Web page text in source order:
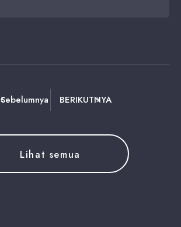
Sebelumnya BERIKUTNYA
Lihat semua